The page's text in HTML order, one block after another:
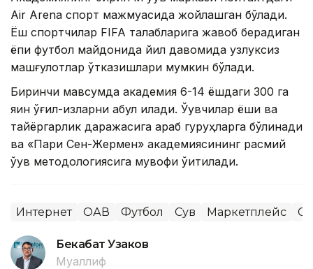
Air Arena спорт мажмуасида жойлашган бўлади.
Ёш спортчилар FIFA талабларига жавоб берадиган
ёпиқ футбол майдонида йил давомида узлуксиз
машғулотлар ўтказишлари мумкин бўлади.
Биринчи мавсумда академия 6-14 ёшдаги 300 га
яқин ўғил-қизларни қабул қилади. Ўқувчилар ёши ва
тайёргарлик даражасига қараб гуруҳларга бўлинади
ва «Пари Сен-Жермен» академиясининг расмий
ўқув методологиясига мувофиқ ўқитилади.
Интернет ОАВ Футбол Сув Маркетплейс
Бекабат Узаков
Муаллиф